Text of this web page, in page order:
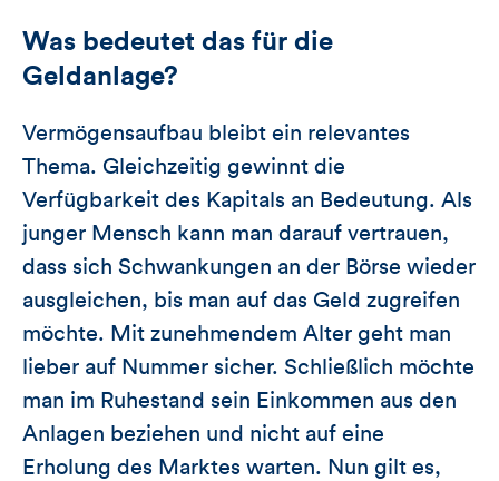
Was bedeutet das für die
Geldanlage?
Vermögensaufbau bleibt ein relevantes
Thema. Gleichzeitig gewinnt die
Verfügbarkeit des Kapitals an Bedeutung. Als
junger Mensch kann man darauf vertrauen,
dass sich Schwankungen an der Börse wieder
ausgleichen, bis man auf das Geld zugreifen
möchte. Mit zunehmendem Alter geht man
lieber auf Nummer sicher. Schließlich möchte
man im Ruhestand sein Einkommen aus den
Anlagen beziehen und nicht auf eine
Erholung des Marktes warten. Nun gilt es,